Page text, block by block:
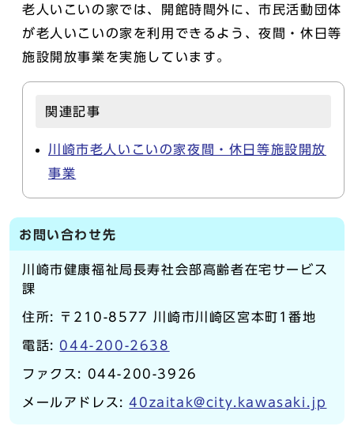
老人いこいの家では、開館時間外に、市民活動団体
が老人いこいの家を利用できるよう、夜間・休日等
施設開放事業を実施しています。
関連記事
川崎市老人いこいの家夜間・休日等施設開放
事業
お問い合わせ先
川崎市健康福祉局長寿社会部高齢者在宅サービス
課
住所: 〒210-8577 川崎市川崎区宮本町1番地
電話: 044-200-2638
ファクス: 044-200-3926
メールアドレス:40zaitak@city.kawasaki.jp